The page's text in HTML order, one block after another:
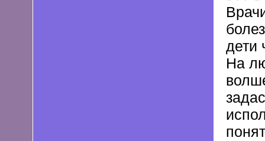
дети
На